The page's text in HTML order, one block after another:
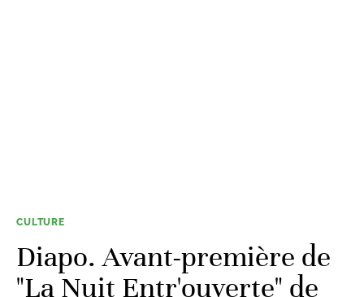
CULTURE
Diapo. Avant-première de
"La Nuit Entr'ouverte" de